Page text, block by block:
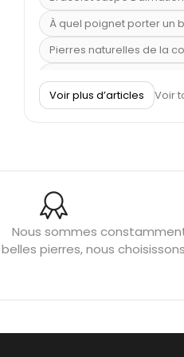
À quel poignet porter un
Pierres naturelles de la
Pierre de lave :
Obsidienne noire :
Pierres pour les examens
Porter l’œil de tigre
Voir plus d’articles Voir
Nous sommes
belles pierres, nous